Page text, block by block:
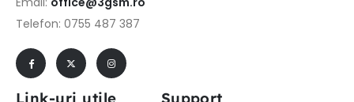
Telefon: 0755 487 387
Link-uri utile Support